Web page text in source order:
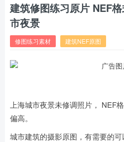
建筑修图练习原片 NEF
市夜景
修图练习素材 建筑NEF原图
上海城市夜景未修调照片， NEF
偏高。
城市建筑的摄影原图，有需要的可